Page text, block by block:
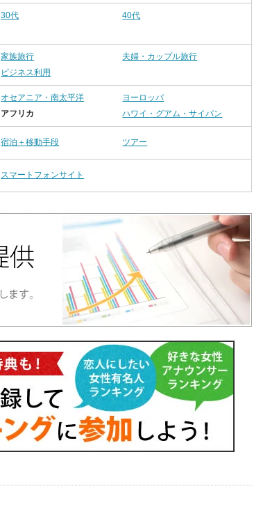
30代
40代
家族旅行
夫婦・カップル旅行
ビジネス利用
オセアニア・南太平洋
ヨーロッパ
アフリカ ハワイ・グアム・サイパン
宿泊＋移動手段 ツアー
スマートフォンサイト